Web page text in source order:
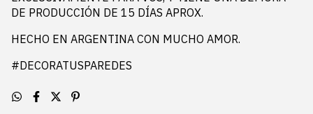
DE PRODUCCIÓN DE 15 DÍAS APROX.
HECHO EN ARGENTINA CON MUCHO AMOR.
#DECORATUSPAREDES